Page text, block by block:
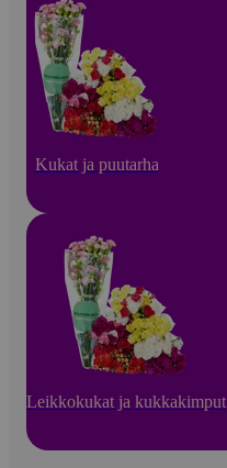
Kukat ja puutarha
Leikkokukat ja kukkakimput